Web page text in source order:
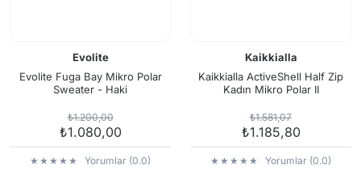
Evolite
Evolite Fuga Bay Mikro Polar
Sweater - Haki
₺1.200,00
₺1.080,00
Yorumlar (0.0)
Kaikkialla
Kaikkialla ActiveShell Half Zip
Kadın Mikro Polar II
₺1.581,07
₺1.185,80
Yorumlar (0.0)